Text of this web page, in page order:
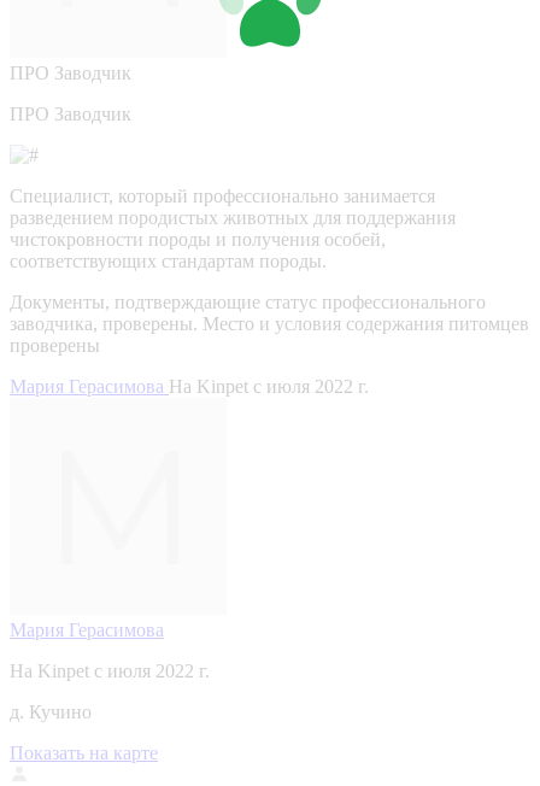
ПРО Заводчик
ПРО Заводчик
Специалист, который профессионально занимается
разведением породистых животных для поддержания
чистокровности породы и получения особей,
соответствующих стандартам породы.
Документы, подтверждающие статус профессионального
заводчика, проверены. Место и условия содержания питомцев
проверены
Мария Герасимова На Kinpet c июля 2022 г.
Мария Герасимова
На Kinpet c июля 2022 г.
д. Кучино
Показать на карте